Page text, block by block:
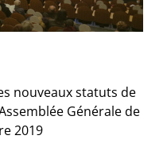
nouveaux statuts de
Générale de
2019